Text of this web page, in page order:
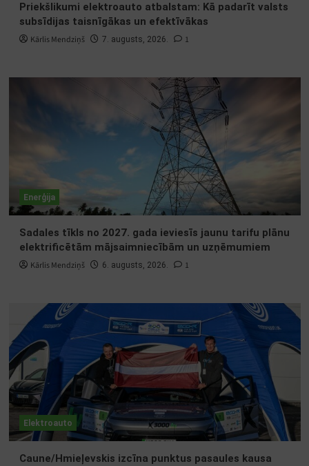
Priekšlikumi elektroauto atbalstam: Kā padarīt valsts
subsīdijas taisnīgākas un efektīvākas
Kārlis Mendziņš 7. augusts, 2026. 1
Enerģija
Sadales tīkls no 2027. gada ieviesīs jaunu tarifu plānu
elektrificētām mājsaimniecībām un uzņēmumiem
Kārlis Mendziņš 6. augusts, 2026. 1
Elektroauto
Caune/Hmieļevskis izcīna punktus pasaules kausa